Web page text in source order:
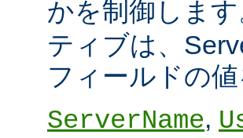
かを制御します
ティブは、
フィールドの
ServerName,